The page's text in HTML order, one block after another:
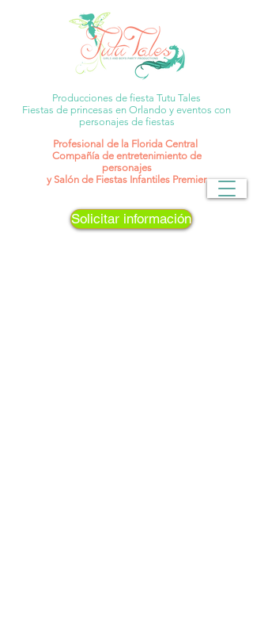
Profesional de la Florida Central
Compañía de entretenimiento de
personajes
y Salón de Fiestas Infantiles Premier
Producciones de fiesta Tutu Tales
Fiestas de princesas en Orlando y eventos con
personajes de fiestas
Solicitar información